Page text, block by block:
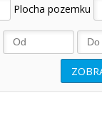
Plocha pozemku